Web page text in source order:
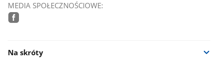
MEDIA SPOŁECZNOŚCIOWE:
Na skróty